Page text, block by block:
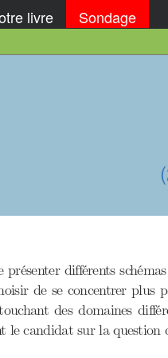
livre Sondage
différents
de se concentrer plus
des domaines
le candidat sur la question